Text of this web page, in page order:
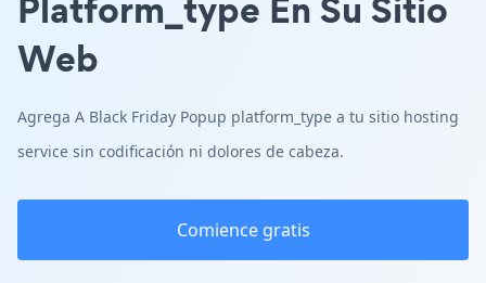
Web
Agrega A Black Friday Popup platform_type a tu sitio hosting
service sin codificación ni dolores de cabeza.
Comience gratis